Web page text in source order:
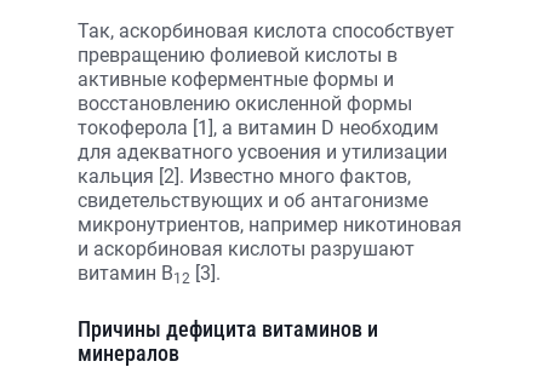
Так, аскорбиновая кислота способствует
превращению фолиевой кислоты в
активные коферментные формы и
восстановлению окисленной формы
токоферола [1], а витамин D необходим
для адекватного усвоения и утилизации
кальция [2]. Известно много фактов,
свидетельствующих и об антагонизме
микронутриентов, например никотиновая
и аскорбиновая кислоты разрушают
витамин В12 [3].
Причины дефицита витаминов и
минералов